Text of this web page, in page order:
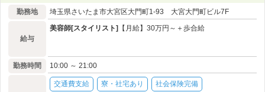
勤務地 埼玉県さいたま市大宮区大門町1-93 大宮大門町ビル7F
給与
美容師[スタイリスト] 【月給】30万円～＋歩合給
勤務時間 10:00 ～ 21:00
交通費支給 寮・社宅あり 社会保険完備